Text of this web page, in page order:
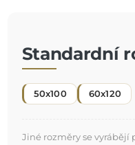
místnosti
. Ať už v elegantním
nebo moderní
místo a zkrášlí prostor.